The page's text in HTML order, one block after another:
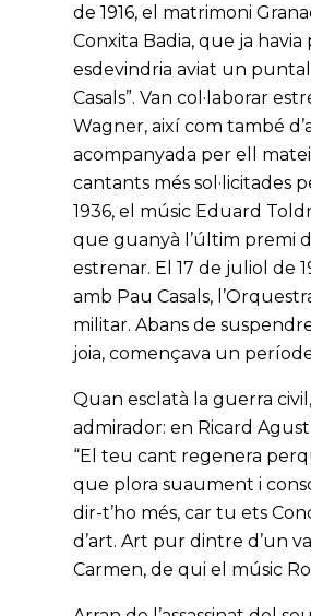
de 1916, el matrimoni
Conxita Badia, que ja
esdevindria aviat un puntal
Casals”. Van col·laborar
Wagner, així com també
acompanyada per ell
cantants més sol·licitades
1936, el músic Eduard
que guanyà l’últim premi
estrenar. El 17 de juliol de
amb Pau Casals,
militar. Abans de
joia, començava un
Quan esclatà la guerra civil,
admirador: en Ricard
“El teu cant regenera
que plora suaument i
dir-t’ho més, car tu ets
d’art. Art pur dintre d’un
Carmen, de qui el músic